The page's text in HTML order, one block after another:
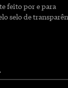
feito por e para
selo de